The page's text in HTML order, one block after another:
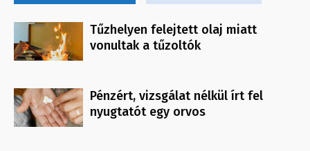
Tűzhelyen felejtett olaj miatt
vonultak a tűzoltók
Pénzért, vizsgálat nélkül írt fel
nyugtatót egy orvos